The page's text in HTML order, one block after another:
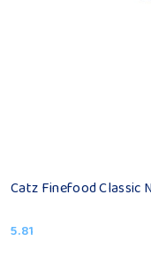
Catz Finefood Classic
Cena:
5.81